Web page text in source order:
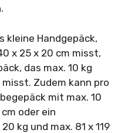
kleine Handgepäck,
x 25 x 20 cm misst,
das max. 10 kg
Zudem kann pro
mit max. 10
cm oder ein
kg und max. 81 x 119